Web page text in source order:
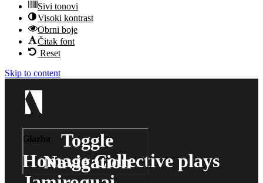
Sivi tonovi
Visoki kontrast
Obrni boje
Čitak font
Reset
Skip to content
Toggle
Navigation
Glazba
Homage Collective plays